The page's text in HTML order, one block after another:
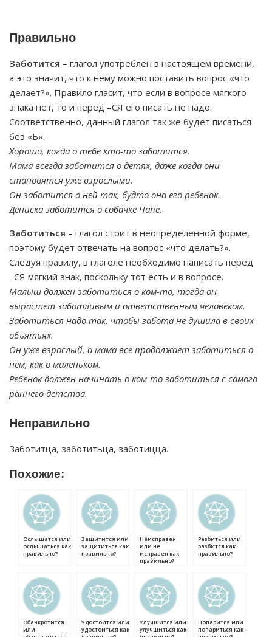
Правильно
Заботится – глагол употреблен в настоящем времени,
а это значит, что к нему можно поставить вопрос «что
делает?». Правило гласит, что если в вопросе мягкого
знака нет, то и перед –СЯ его писать не надо.
Соответственно, данный глагол так же будет писаться
без «Ь».
Хорошо, когда о тебе кто-то заботится.
Мама всегда заботится о детях, даже когда они
становятся уже взрослыми.
Он заботится о ней так, будто она его ребенок.
Дениска заботится о собачке Чапе.
Заботиться – глагол стоит в неопределенной форме,
поэтому будет отвечать на вопрос «что делать?».
Следуя правилу, в глаголе необходимо написать перед
–СЯ мягкий знак, поскольку тот есть и в вопросе.
Малыш должен заботиться о ком-то, тогда он
вырастет заботливым и ответственным человеком.
Заботиться надо так, чтобы забота не душила в своих
объятьях.
Он уже взрослый, а мама все продолжает заботиться о
нем, как о маленьком.
Ребенок должен начинать о ком-то заботиться с самого
раннего детства.
Неправильно
Заботитца, заботитьца, заботицца.
Похожие:
Ослышатся или
ослышаться как
правильно?
Защитится или
защититься как
правильно?
Неисправен
или не
исправен как
правильно?
Разбиться или
разбится как
правильно?
Обанкротится
или
Удостоится или
удостоиться как
Улучшится или
улучшиться как
Попарится или
попариться как